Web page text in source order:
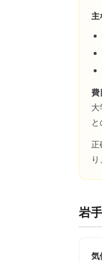
主
費
大
正
岩
気